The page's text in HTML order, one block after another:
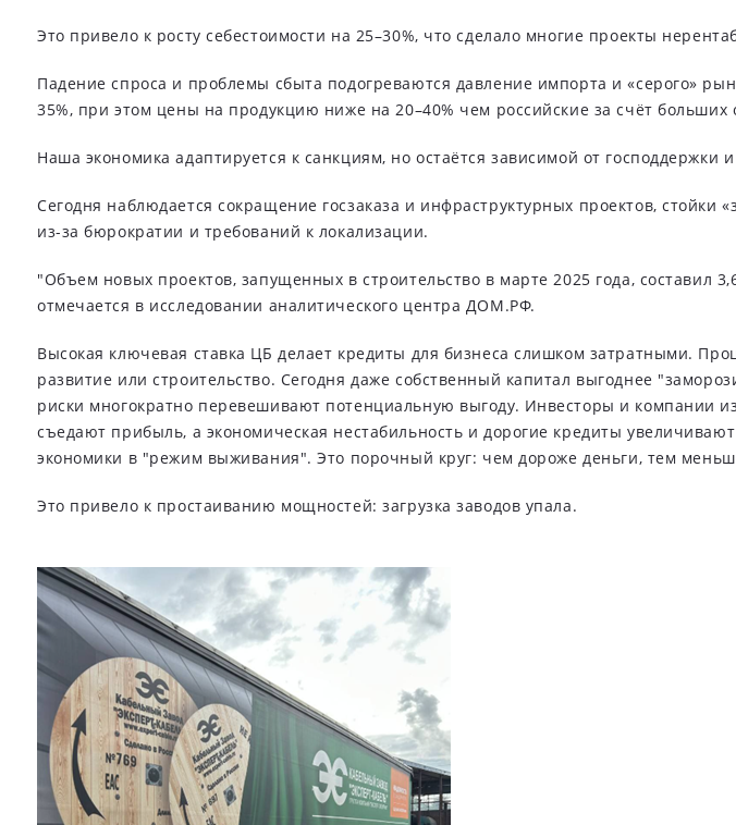
Это привело к росту себестоимости на 25–30%, что сделало многие проекты
Падение спроса и проблемы сбыта подогреваются давление импорта и «серого»
35%, при этом цены на продукцию ниже на 20–40% чем российские за счёт больших
Наша экономика адаптируется к санкциям, но остаётся зависимой от господдержки
Сегодня наблюдается сокращение госзаказа и инфраструктурных проектов,
из-за бюрократии и требований к локализации.
"Объем новых проектов, запущенных в строительство в марте 2025 года,
отмечается в исследовании аналитического центра ДОМ.РФ.
Высокая ключевая ставка ЦБ делает кредиты для бизнеса слишком затратными.
развитие или строительство. Сегодня даже собственный капитал выгоднее
риски многократно перевешивают потенциальную выгоду. Инвесторы и компании
съедают прибыль, а экономическая нестабильность и дорогие кредиты
экономики в "режим выживания". Это порочный круг: чем дороже деньги, тем
Это привело к простаиванию мощностей: загрузка заводов упала.